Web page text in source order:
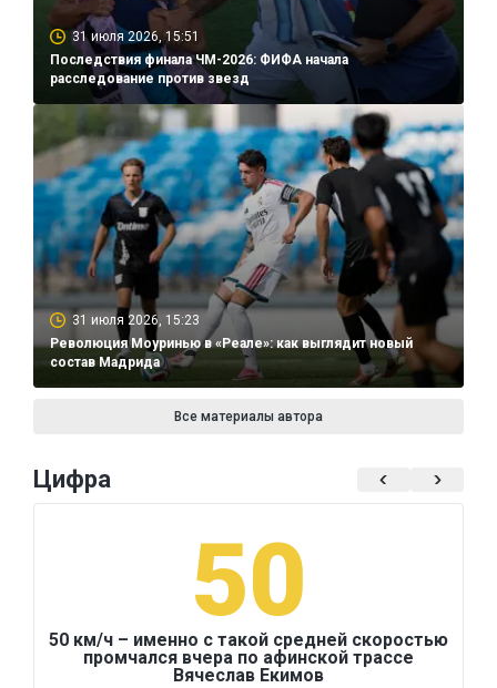
31 июля 2026, 15:51
Последствия финала ЧМ-2026: ФИФА начала
расследование против звезд
31 июля 2026, 15:23
Революция Моуринью в «Реале»: как выглядит новый
состав Мадрида
Все материалы автора
Цифра
50
50 км/ч – именно с такой средней скоростью
промчался вчера по афинской трассе
Вячеслав Екимов